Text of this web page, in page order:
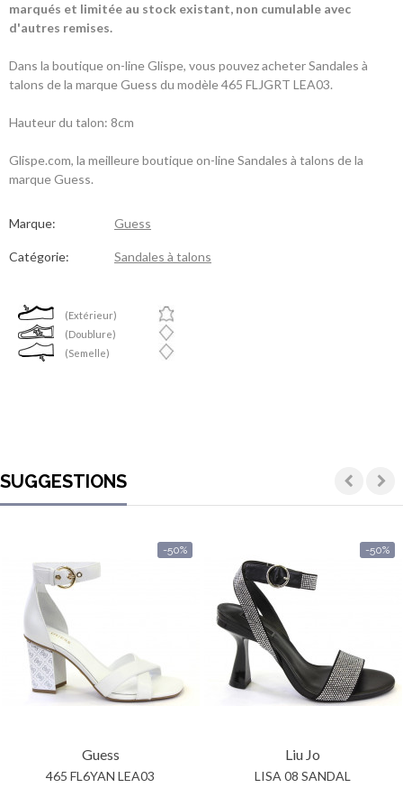
marqués et limitée au stock existant, non cumulable avec
d'autres remises.
Dans la boutique on-line Glispe, vous pouvez acheter Sandales à
talons de la marque Guess du modèle 465 FLJGRT LEA03.
Hauteur du talon: 8cm
Glispe.com, la meilleure boutique on-line Sandales à talons de la
marque Guess.
Marque: Guess
Catégorie: Sandales à talons
(Extérieur)
(Doublure)
(Semelle)
SUGGESTIONS
-50%
Guess
465 FL6YAN LEA03
-50%
Liu Jo
LISA 08 SANDAL